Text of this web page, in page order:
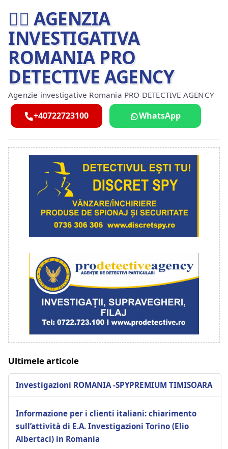
🕵️‍♂ AGENZIA
INVESTIGATIVA
ROMANIA PRO
DETECTIVE AGENCY
Agenzie investigative Romania PRO DETECTIVE AGENCY
+40722723100 WhatsApp
Ultimele articole
Investigazioni ROMANIA -SPYPREMIUM TIMISOARA
Informazione per i clienti italiani: chiarimento
sull’attività di E.A. Investigazioni Torino (Elio
Albertaci) in Romania